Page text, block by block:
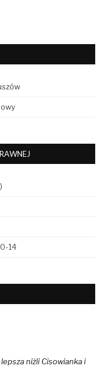
14
niżli Cisowianka i